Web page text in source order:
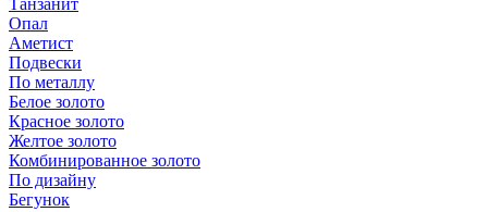
Танзанит
Опал
Аметист
Подвески
По металлу
Белое золото
Красное золото
Желтое золото
Комбинированное золото
По дизайну
Бегунок